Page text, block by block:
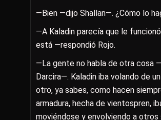
—Bien —dijo Shallan—. ¿Cómo lo
—A Kaladin parecía que le
está —respondió Rojo.
—La gente no habla de otra cosa
Darcira—. Kaladin iba volando de
otro, ya sabes, como hacen
armadura, hecha de vientospren,
moviéndose y envolviendo a otros